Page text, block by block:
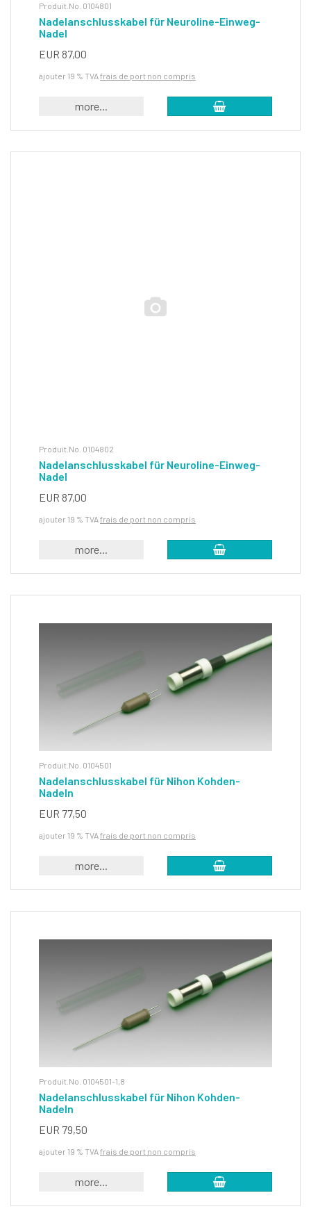
Produit.No. 0104801
Nadelanschlusskabel für Neuroline-Einweg-
Nadel
EUR 87,00
ajouter 19 % TVAfrais de port non compris
more...
Produit.No. 0104802
Nadelanschlusskabel für Neuroline-Einweg-
Nadel
EUR 87,00
ajouter 19 % TVAfrais de port non compris
more...
Produit.No. 0104501
Nadelanschlusskabel für Nihon Kohden-
Nadeln
EUR 77,50
ajouter 19 % TVAfrais de port non compris
more...
Produit.No. 0104501-1,8
Nadelanschlusskabel für Nihon Kohden-
Nadeln
EUR 79,50
ajouter 19 % TVAfrais de port non compris
more...